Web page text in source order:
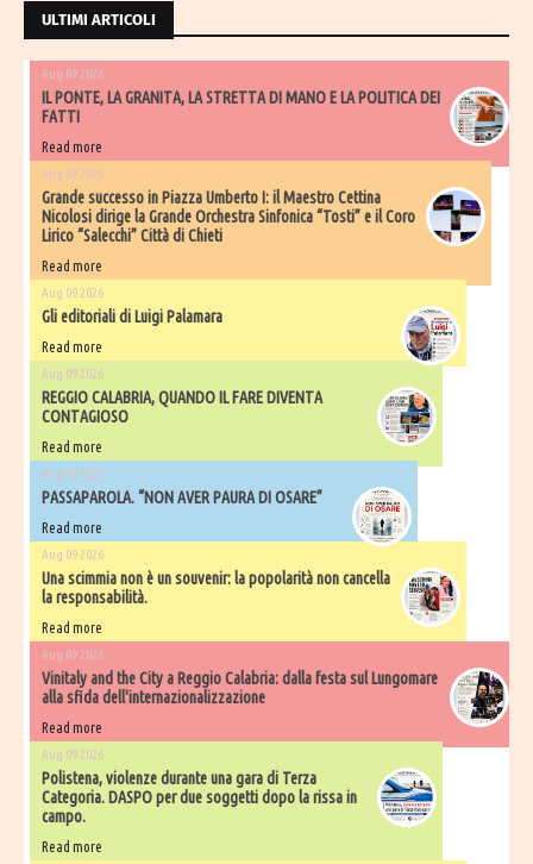
ULTIMI ARTICOLI
Aug 09 2026
IL PONTE, LA GRANITA, LA STRETTA DI MANO E LA POLITICA DEI
FATTI
Read more
Aug 09 2026
Grande successo in Piazza Umberto I: il Maestro Cettina
Nicolosi dirige la Grande Orchestra Sinfonica “Tosti” e il Coro
Lirico “Salecchi” Città di Chieti
Read more
Aug 09 2026
Gli editoriali di Luigi Palamara
Read more
Aug 09 2026
REGGIO CALABRIA, QUANDO IL FARE DIVENTA
CONTAGIOSO
Read more
Aug 09 2026
PASSAPAROLA. “NON AVER PAURA DI OSARE”
Read more
Aug 09 2026
Una scimmia non è un souvenir: la popolarità non cancella
la responsabilità.
Read more
Aug 09 2026
Vinitaly and the City a Reggio Calabria: dalla festa sul Lungomare
alla sfida dell'internazionalizzazione
Read more
Aug 09 2026
Polistena, violenze durante una gara di Terza
Categoria. DASPO per due soggetti dopo la rissa in
campo.
Read more